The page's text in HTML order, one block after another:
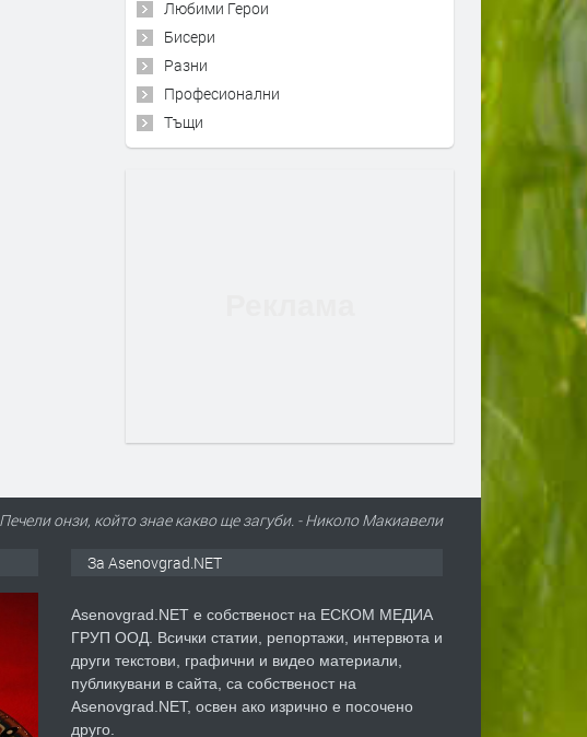
Любими Герои
Бисери
Разни
Професионални
Тъщи
онзи, който знае какво ще загуби. - Николо Макиавели
За Asenovgrad.NET
Asenovgrad.NET е собственост на ЕСКОМ МЕДИА
ГРУП ООД. Всички статии, репортажи, интервюта и
други текстови, графични и видео материали,
публикувани в сайта, са собственост на
Asenovgrad.NET, освен ако изрично е посочено
друго.